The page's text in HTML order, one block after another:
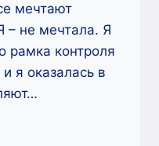
мечтают
– не мечтала. Я
рамка контроля
я оказалась в